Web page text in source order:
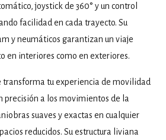
joystick de 360° y un control
facilidad en cada trayecto. Su
y neumáticos garantizan un viaje
en interiores como en exteriores.
transforma tu experiencia de movilidad
precisión a los movimientos de la
suaves y exactas en cualquier
reducidos. Su estructura liviana